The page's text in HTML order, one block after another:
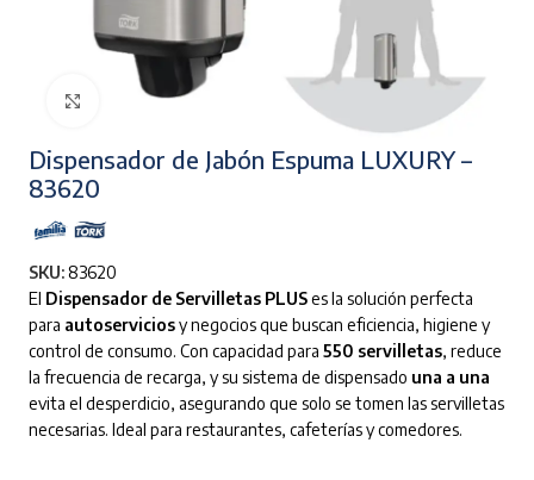
Clic para ampliar
Dispensador de Jabón Espuma LUXURY –
83620
SKU:83620
El Dispensador de Servilletas PLUSes la solución perfecta
para autoserviciosy negocios que buscan eficiencia, higiene y
control de consumo. Con capacidad para 550 servilletas, reduce
la frecuencia de recarga, y su sistema de dispensado una a una
evita el desperdicio, asegurando que solo se tomen las servilletas
necesarias. Ideal para restaurantes, cafeterías y comedores.